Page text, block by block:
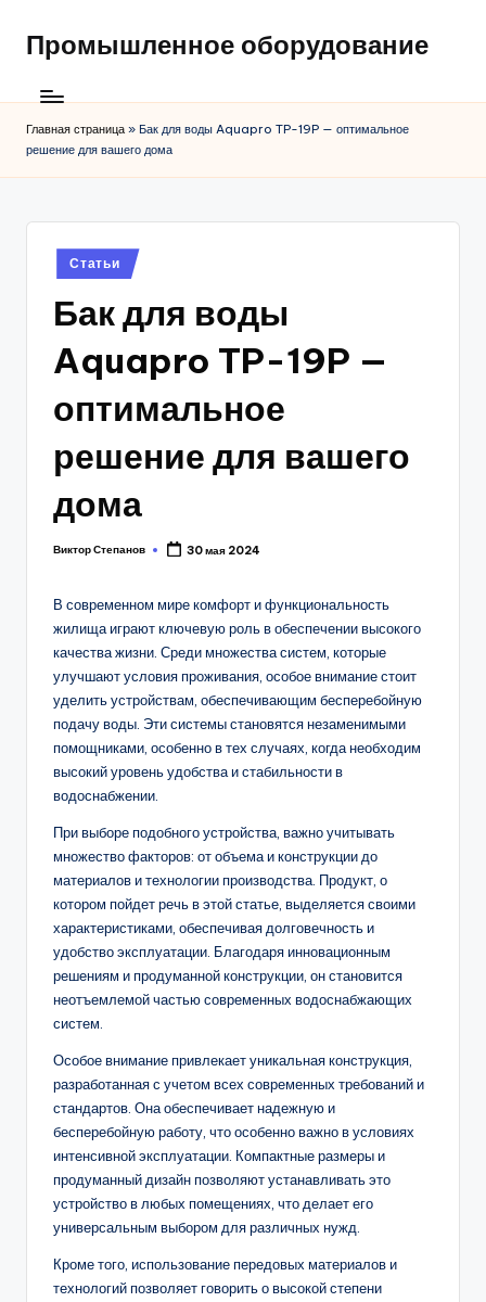
Промышленное оборудование
Главная страница » Бак для воды Aquapro TP-19P — оптимальное
решение для вашего дома
Posted
in
Статьи
Бак для воды
Aquapro TP-19P —
оптимальное
решение для вашего
дома
Posted
Виктор Степанов 30 мая 2024
В современном мире комфорт и функциональность
жилища играют ключевую роль в обеспечении высокого
качества жизни. Среди множества систем, которые
улучшают условия проживания, особое внимание стоит
уделить устройствам, обеспечивающим бесперебойную
подачу воды. Эти системы становятся незаменимыми
помощниками, особенно в тех случаях, когда необходим
высокий уровень удобства и стабильности в
водоснабжении.
При выборе подобного устройства, важно учитывать
множество факторов: от объема и конструкции до
материалов и технологии производства. Продукт, о
котором пойдет речь в этой статье, выделяется своими
характеристиками, обеспечивая долговечность и
удобство эксплуатации. Благодаря инновационным
решениям и продуманной конструкции, он становится
неотъемлемой частью современных водоснабжающих
систем.
Особое внимание привлекает уникальная конструкция,
разработанная с учетом всех современных требований и
стандартов. Она обеспечивает надежную и
бесперебойную работу, что особенно важно в условиях
интенсивной эксплуатации. Компактные размеры и
продуманный дизайн позволяют устанавливать это
устройство в любых помещениях, что делает его
универсальным выбором для различных нужд.
Кроме того, использование передовых материалов и
технологий позволяет говорить о высокой степени